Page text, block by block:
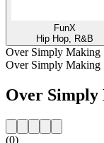
FunX
Hip Hop, R&B
Over Simply Making
Over Simply Making
Over Simply
(0)